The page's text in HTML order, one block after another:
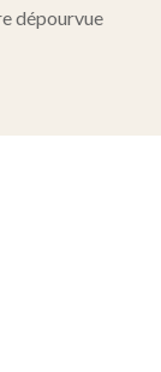
dépourvue